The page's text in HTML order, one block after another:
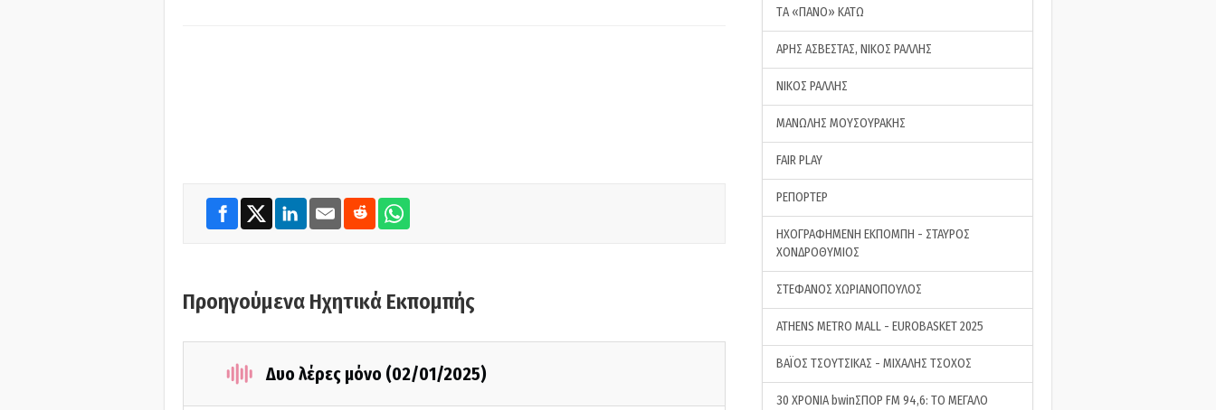
Προηγούμενα Ηχητικά Εκπομπής
Δυο λέρες μόνο (02/01/2025)
ΤA «ΠΑΝΟ» ΚΑΤΩ
ΑΡΗΣ ΑΣΒΕΣΤΑΣ, ΝΙΚΟΣ ΡΑΛΛΗΣ
ΝΙΚΟΣ ΡΑΛΛΗΣ
ΜΑΝΩΛΗΣ ΜΟΥΣΟΥΡΑΚΗΣ
FAIR PLAY
ΡΕΠΟΡΤΕΡ
ΗΧΟΓΡΑΦΗΜΕΝΗ ΕΚΠΟΜΠΗ - ΣΤΑΥΡΟΣ
ΧΟΝΔΡΟΘΥΜΙΟΣ
ΣΤΕΦΑΝΟΣ ΧΩΡΙΑΝΟΠΟΥΛΟΣ
ATHENS METRO MALL - EUROBASKET 2025
ΒΑΪΟΣ ΤΣΟΥΤΣΙΚΑΣ - ΜΙΧΑΛΗΣ ΤΣΟΧΟΣ
30 ΧΡΟΝΙΑ bwinΣΠΟΡ FM 94,6: ΤΟ ΜΕΓΑΛΟ